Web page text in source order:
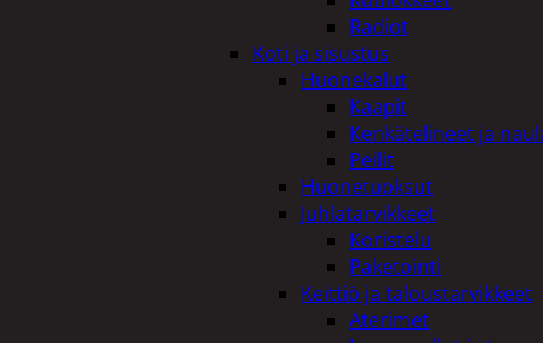
Radiot
Koti ja sisustus
Huonekalut
Kaapit
Kenkätelineet ja
Peilit
Huonetuoksut
Juhlatarvikkeet
Koristelu
Paketointi
Keittiö ja taloustarvikkeet
Aterimet